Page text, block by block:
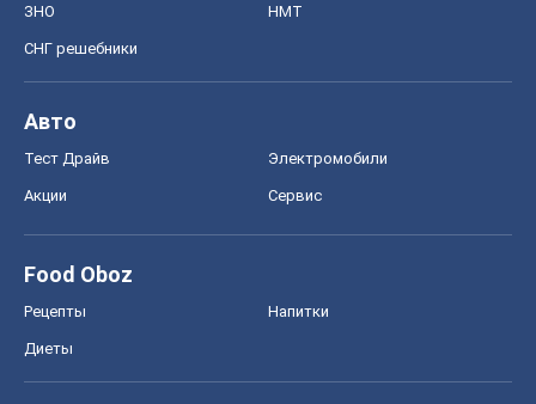
ЗНО НМТ
СНГ решебники
Авто
Тест Драйв Электромобили
Акции Сервис
Food Oboz
Рецепты Напитки
Диеты